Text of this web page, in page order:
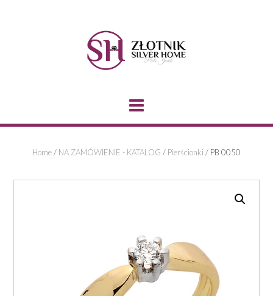
Home/ NA ZAMÓWIENIE - KATALOG / Pierścionki / PB 0050